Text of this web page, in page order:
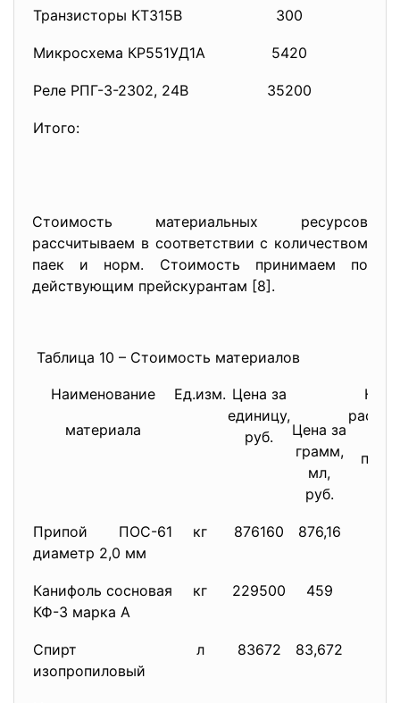
Транзисторы КТ315В 300
Микросхема КР551УД1А 5420
Реле РПГ-3-2302, 24В 35200
Итого:
Стоимость материальных ресурсов
рассчитываем в соответствии с количеством
паек и норм. Стоимость принимаем по
действующим прейскурантам [8].
Таблица 10 – Стоимость материалов
Наименование
материала
Ед.изм. Цена за
единицу,
руб.
Цена за
грамм,
мл,
руб.
Припой ПОС-61
диаметр 2,0 мм
кг 876160 876,16
Канифоль сосновая
КФ-3 марка А
кг 229500 459
Спирт
изопропиловый
л 83672 83,672